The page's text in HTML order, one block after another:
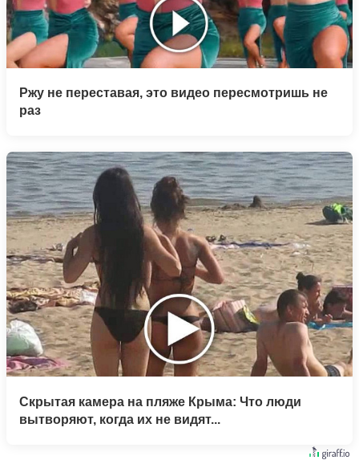
Ржу не переставая, это видео пересмотришь не
раз
Скрытая камера на пляже Крыма: Что люди
вытворяют, когда их не видят...